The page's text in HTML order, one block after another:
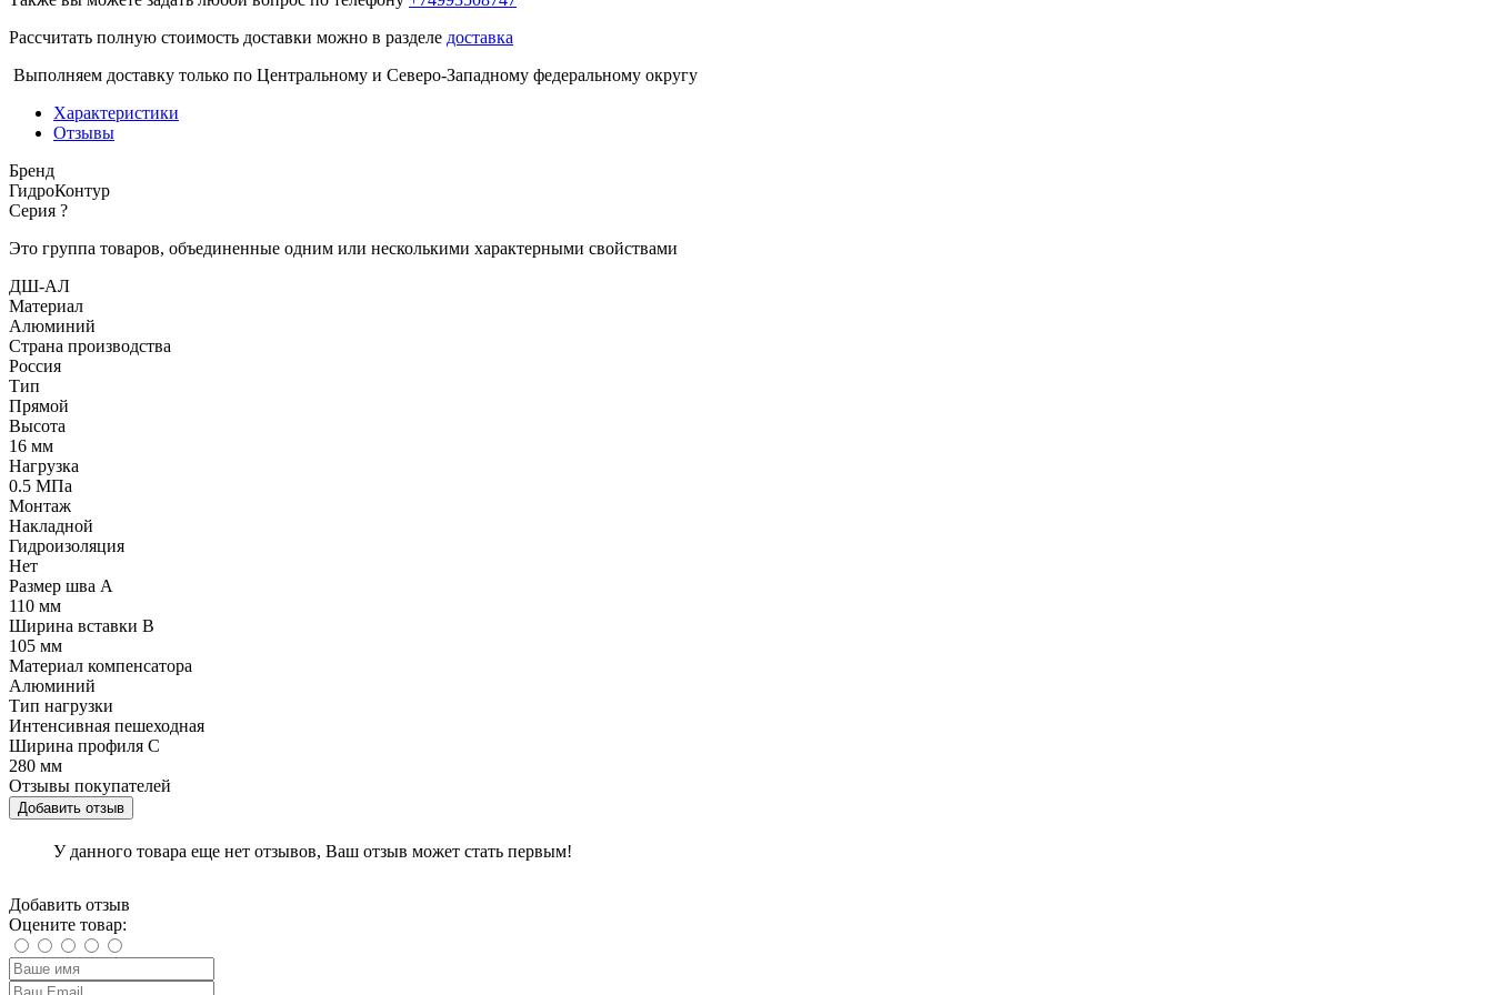
Рассчитать полную стоимость доставки можно в разделе доставка
Выполняем доставку только по Центральному и Северо-Западному федеральному округу
Характеристики
Отзывы
Бренд
ГидроКонтур
Серия ?
Это группа товаров, объединенные одним или несколькими характерными свойствами
ДШ-АЛ
Материал
Алюминий
Страна производства
Россия
Тип
Прямой
Высота
16 мм
Нагрузка
0.5 МПа
Монтаж
Накладной
Гидроизоляция
Нет
Размер шва A
110 мм
Ширина вставки B
105 мм
Материал компенсатора
Алюминий
Тип нагрузки
Интенсивная пешеходная
Ширина профиля C
280 мм
Отзывы покупателей
Добавить отзыв
У данного товара еще нет отзывов, Ваш отзыв может стать первым!
Добавить отзыв
Оцените товар: